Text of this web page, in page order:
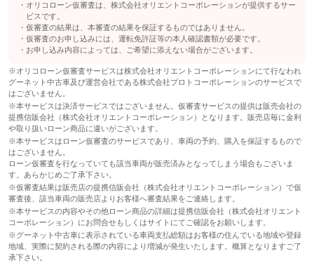
このパックの見積もり依頼（無料）
オリコローン仮審査は、株式会社オリエントコーポレーションが提供するサー
ビスです。
仮審査の結果は、本審査の結果を保証するものではありません。
仮審査のお申し込みには、運転免許証等の本人確認書類が必要です。
お申し込み内容によっては、ご希望に添えない場合がございます。
※オリコローン仮審査サービスは株式会社オリエントコーポレーションにて行なわれ
グーネット中古車及び運営会社である株式会社プロトコーポレーションのサービスで
はございません。
※本サービスは決済サービスではございません。仮審査サービスの提供は販売会社の
提携信販会社（株式会社オリエントコーポレーション）となります。販売店毎に金利
や取り扱いローン商品に違いがございます。
※本サービスはローン仮審査のサービスであり、車両の予約、購入を保証するもので
はございません。
ローン仮審査を行なっていても該当車両が販売済みとなってしまう場合もございま
す。あらかじめご了承下さい。
※仮審査結果は販売店の提携信販会社（株式会社オリエントコーポレーション）で仮
審査後、該当車両の販売店よりお客様へ審査結果をご連絡します。
※本サービスの内容やその他ローン商品の詳細は提携信販会社（株式会社オリエント
コーポレーション）にお問合せもしくはサイトにてご確認をお願いします。
※グーネット中古車に表示されている車両支払総額はお客様の住んでいる地域や登録
地域、実際に契約される際の内容により増減が発生いたします。概算となりますご了
承下さい。